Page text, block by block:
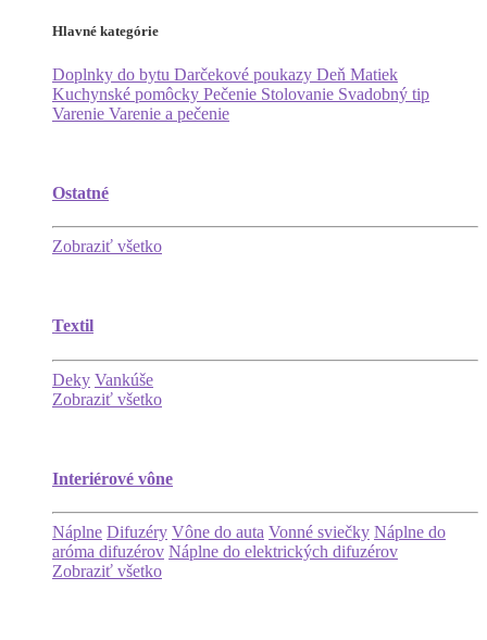
Hlavné kategórie
Doplnky do bytu Darčekové poukazy Deň Matiek
Kuchynské pomôcky Pečenie Stolovanie Svadobný tip
Varenie Varenie a pečenie
Ostatné
Zobraziť všetko
Textil
Deky Vankúše
Zobraziť všetko
Interiérové vône
Náplne Difuzéry Vône do auta Vonné sviečky Náplne do
aróma difuzérov Náplne do elektrických difuzérov
Zobraziť všetko